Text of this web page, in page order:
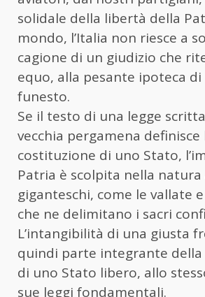
solidale della libertà della
mondo, l’Italia non riesce a
cagione di un giudizio che
equo, alla pesante ipoteca
funesto.
Se il testo di una legge
vecchia pergamena definisce
costituzione di uno Stato,
Patria è scolpita nella
giganteschi, come le vallate
che ne delimitano i sacri
L’intangibilità di una giusta
quindi parte integrante
di uno Stato libero, allo
sue leggi fondamentali.